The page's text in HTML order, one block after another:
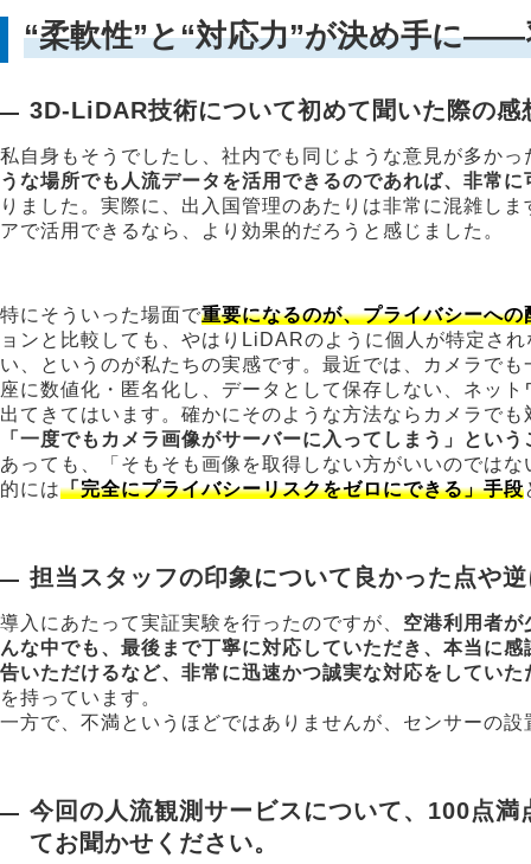
“柔軟性”と“対応力”が決め手に
3D-LiDAR技術について初めて聞いた際の感
私自身もそうでしたし、社内でも同じような意見が多かっ
うな場所でも人流データを活用できるのであれば、非常
りました。実際に、出入国管理のあたりは非常に混雑し
アで活用できるなら、より効果的だろうと感じました。
特にそういった場面で重要になるのが、プライバシーへの
ョンと比較しても、やはりLiDARのように個人が特定さ
い、というのが私たちの実感です。最近では、カメラで
座に数値化・匿名化し、データとして保存しない、ネッ
出てきてはいます。確かにそのような方法ならカメラで
「一度でもカメラ画像がサーバーに入ってしまう」とい
あっても、「そもそも画像を取得しない方がいいのでは
的には「完全にプライバシーリスクをゼロにできる」手段
担当スタッフの印象について良かった点や
導入にあたって実証実験を行ったのですが、 空港利用者が
んな中でも、最後まで丁寧に対応していただき、本当に
告いただけるなど、非常に迅速かつ誠実な対応をしてい
を持っています。
一方で、不満というほどではありませんが、センサーの
今回の人流観測サービスについて、100点
てお聞かせください。